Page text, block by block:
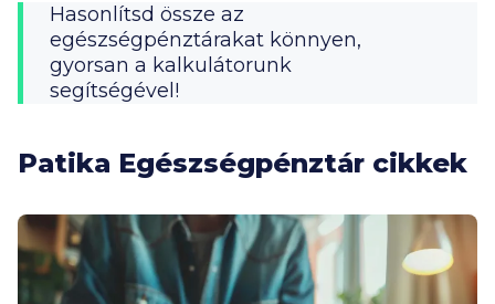
Hasonlítsd össze az
egészségpénztárakat könnyen,
gyorsan a kalkulátorunk
segítségével!
Patika Egészségpénztár cikkek